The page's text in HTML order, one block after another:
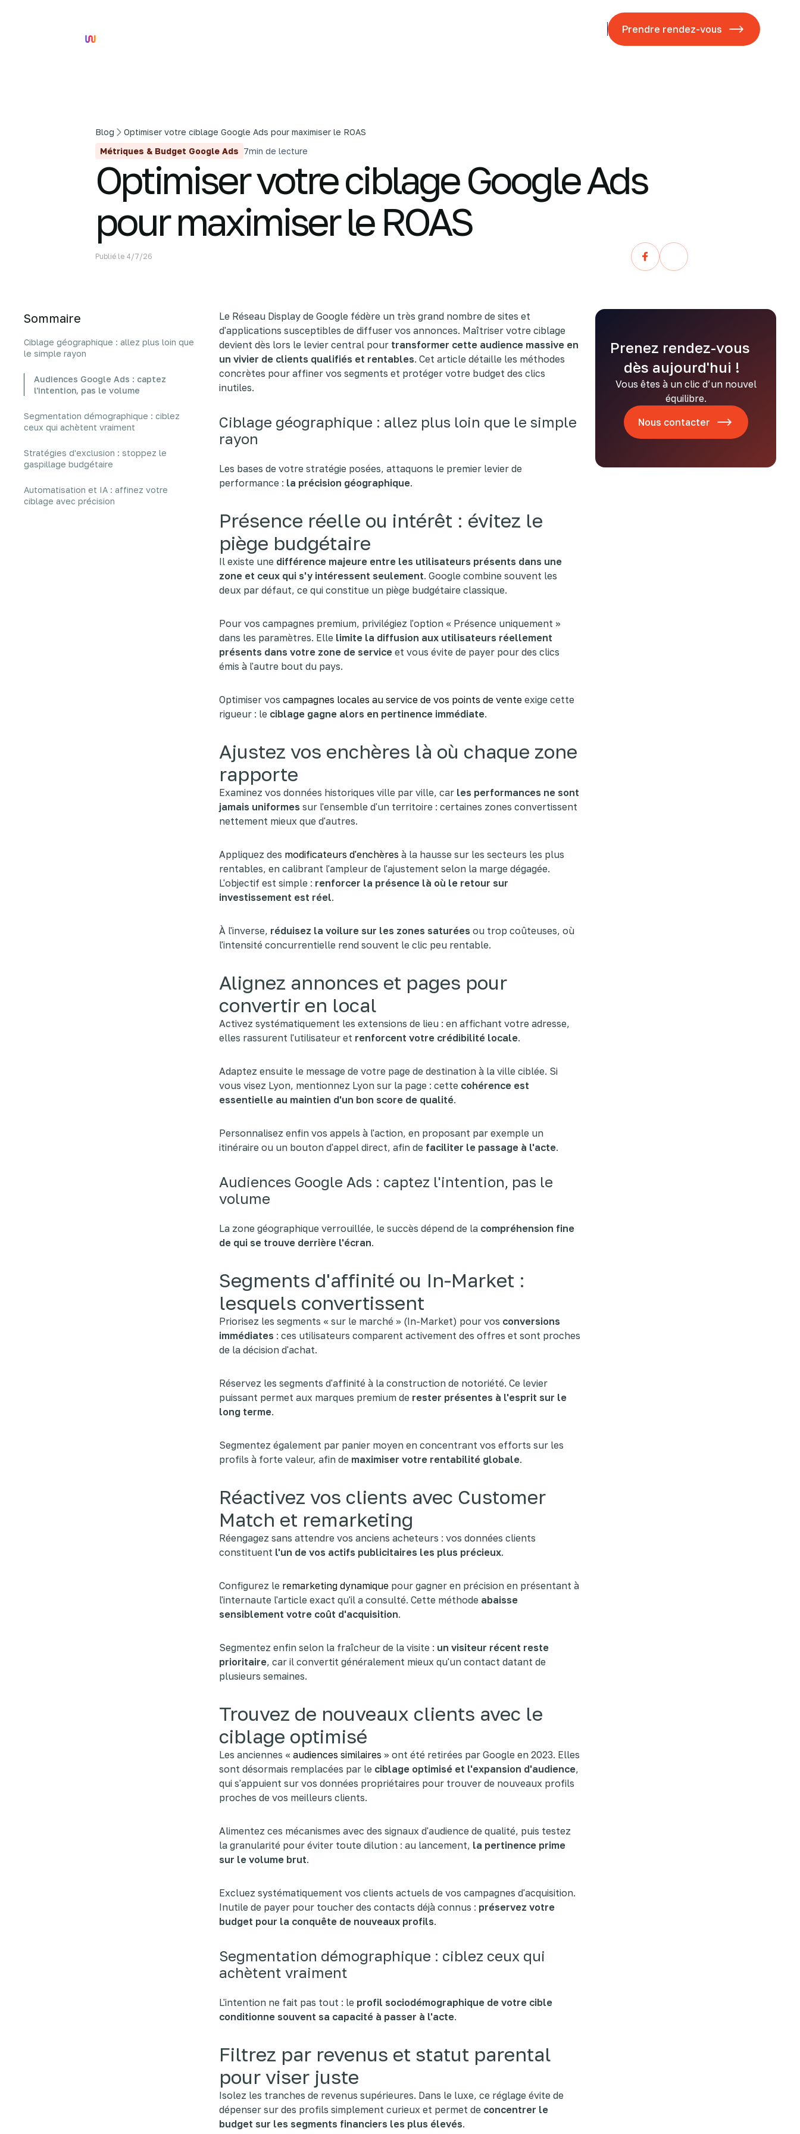
Prendre rendez-vous
Blog
Optimiser votre ciblage Google Ads pour maximiser le ROAS
Métriques & Budget Google Ads 7min de lecture
Optimiser votre ciblage Google Ads
pour maximiser le ROAS
Publié le 4/7/26
Sommaire
Ciblage géographique : allez plus loin que
le simple rayon
Audiences Google Ads : captez
l'intention, pas le volume
Segmentation démographique : ciblez
ceux qui achètent vraiment
Stratégies d'exclusion : stoppez le
gaspillage budgétaire
Automatisation et IA : affinez votre
ciblage avec précision
Le Réseau Display de Google fédère un très grand nombre de sites et
d'applications susceptibles de diffuser vos annonces. Maîtriser votre ciblage
devient dès lors le levier central pour transformer cette audience massive en
un vivier de clients qualifiés et rentables. Cet article détaille les méthodes
concrètes pour affiner vos segments et protéger votre budget des clics
inutiles.
Ciblage géographique : allez plus loin que le simple
rayon
Les bases de votre stratégie posées, attaquons le premier levier de
performance : la précision géographique.
Présence réelle ou intérêt : évitez le
piège budgétaire
Il existe une différence majeure entre les utilisateurs présents dans une
zone et ceux qui s'y intéressent seulement. Google combine souvent les
deux par défaut, ce qui constitue un piège budgétaire classique.
Pour vos campagnes premium, privilégiez l'option « Présence uniquement »
dans les paramètres. Elle limite la diffusion aux utilisateurs réellement
présents dans votre zone de service et vous évite de payer pour des clics
émis à l'autre bout du pays.
Optimiser vos campagnes locales au service de vos points de vente exige cette
rigueur : le ciblage gagne alors en pertinence immédiate.
Ajustez vos enchères là où chaque zone
rapporte
Examinez vos données historiques ville par ville, car les performances ne sont
jamais uniformes sur l'ensemble d'un territoire : certaines zones convertissent
nettement mieux que d'autres.
Appliquez des modificateurs d'enchères à la hausse sur les secteurs les plus
rentables, en calibrant l'ampleur de l'ajustement selon la marge dégagée.
L'objectif est simple : renforcer la présence là où le retour sur
investissement est réel.
À l'inverse, réduisez la voilure sur les zones saturées ou trop coûteuses, où
l'intensité concurrentielle rend souvent le clic peu rentable.
Alignez annonces et pages pour
convertir en local
Activez systématiquement les extensions de lieu : en affichant votre adresse,
elles rassurent l'utilisateur et renforcent votre crédibilité locale.
Adaptez ensuite le message de votre page de destination à la ville ciblée. Si
vous visez Lyon, mentionnez Lyon sur la page : cette cohérence est
essentielle au maintien d'un bon score de qualité.
Personnalisez enfin vos appels à l'action, en proposant par exemple un
itinéraire ou un bouton d'appel direct, afin de faciliter le passage à l'acte.
Audiences Google Ads : captez l'intention, pas le
volume
La zone géographique verrouillée, le succès dépend de la compréhension fine
de qui se trouve derrière l'écran.
Segments d'affinité ou In-Market :
lesquels convertissent
Priorisez les segments « sur le marché » (In-Market) pour vos conversions
immédiates : ces utilisateurs comparent activement des offres et sont proches
de la décision d'achat.
Réservez les segments d'affinité à la construction de notoriété. Ce levier
puissant permet aux marques premium de rester présentes à l'esprit sur le
long terme.
Segmentez également par panier moyen en concentrant vos efforts sur les
profils à forte valeur, afin de maximiser votre rentabilité globale.
Réactivez vos clients avec Customer
Match et remarketing
Réengagez sans attendre vos anciens acheteurs : vos données clients
constituent l'un de vos actifs publicitaires les plus précieux.
Configurez le remarketing dynamique pour gagner en précision en présentant à
l'internaute l'article exact qu'il a consulté. Cette méthode abaisse
sensiblement votre coût d'acquisition.
Segmentez enfin selon la fraîcheur de la visite : un visiteur récent reste
prioritaire, car il convertit généralement mieux qu'un contact datant de
plusieurs semaines.
Trouvez de nouveaux clients avec le
ciblage optimisé
Les anciennes « audiences similaires » ont été retirées par Google en 2023. Elles
sont désormais remplacées par le ciblage optimisé et l'expansion d'audience,
qui s'appuient sur vos données propriétaires pour trouver de nouveaux profils
proches de vos meilleurs clients.
Alimentez ces mécanismes avec des signaux d'audience de qualité, puis testez
la granularité pour éviter toute dilution : au lancement, la pertinence prime
sur le volume brut.
Excluez systématiquement vos clients actuels de vos campagnes d'acquisition.
Inutile de payer pour toucher des contacts déjà connus : préservez votre
budget pour la conquête de nouveaux profils.
Segmentation démographique : ciblez ceux qui
achètent vraiment
L'intention ne fait pas tout : le profil sociodémographique de votre cible
conditionne souvent sa capacité à passer à l'acte.
Filtrez par revenus et statut parental
pour viser juste
Isolez les tranches de revenus supérieures. Dans le luxe, ce réglage évite de
dépenser sur des profils simplement curieux et permet de concentrer le
budget sur les segments financiers les plus élevés.
Prenez rendez-vous
dès aujourd'hui !
Vous êtes à un clic d’un nouvel
équilibre.
Nous contacter